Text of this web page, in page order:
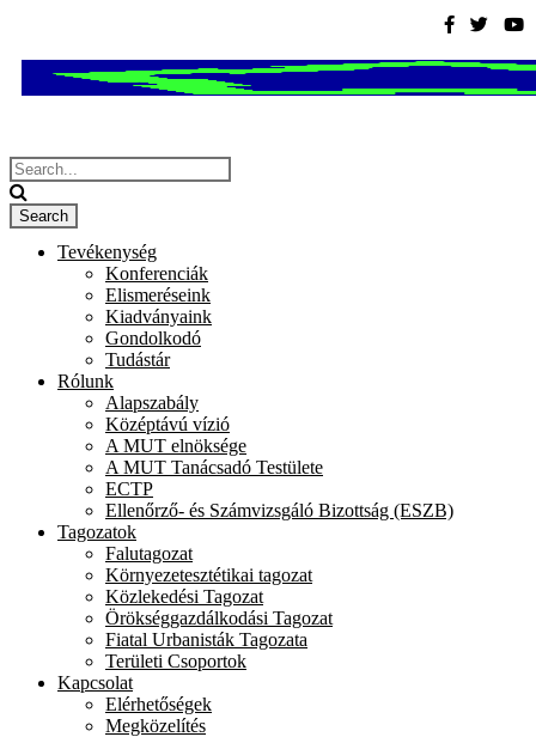
Tevékenység
Konferenciák
Elismeréseink
Kiadványaink
Gondolkodó
Tudástár
Rólunk
Alapszabály
Középtávú vízió
A MUT elnöksége
A MUT Tanácsadó Testülete
ECTP
Ellenőrző- és Számvizsgáló Bizottság (ESZB)
Tagozatok
Falutagozat
Környezetesztétikai tagozat
Közlekedési Tagozat
Örökséggazdálkodási Tagozat
Fiatal Urbanisták Tagozata
Területi Csoportok
Kapcsolat
Elérhetőségek
Megközelítés